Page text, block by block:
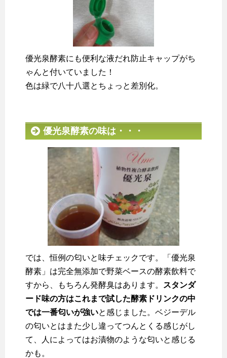
優光泉酵素にも便利な液だれ防止キャップがち
ゃんと付いていました！
色は緑で八十八選とちょっと差別化。
優光泉酵素の味は・・・
では、恒例の匂いと味チェックです。「優光泉
酵素」は完全無添加で野菜ベースの酵素飲料で
すから、もちろん発酵臭はあります。
スタンダ
ード味の方はこれまで試した酵素ドリンクの中
では一番匂いが強いと感じました。ベジーデル
の匂いとはまた少し違ってつんとくる感じがし
て、人によってはお漬物のような匂いと感じる
かも。